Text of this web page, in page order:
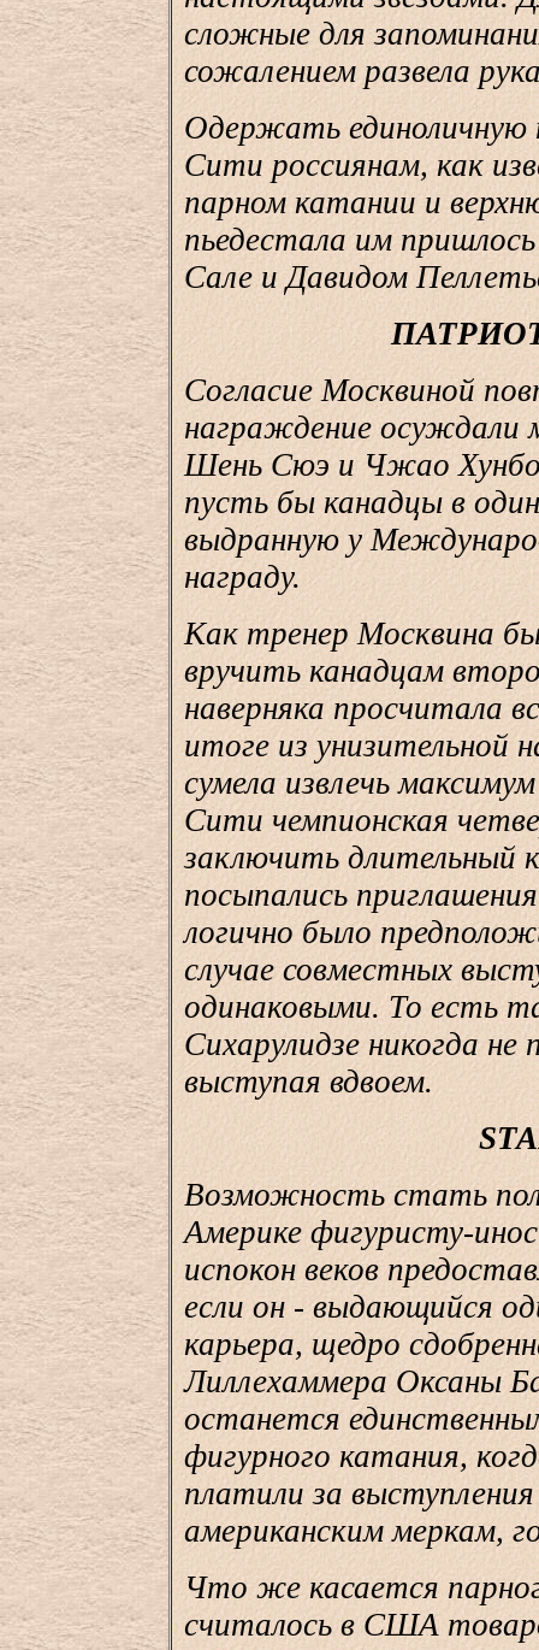
сложные для
сожалением развела
Одержать единоличную
Сити россиянам, как
парном катании и
пьедестала им
Сале и Давидом
Согласие Москвиной
награждение
Шень Сюэ и Чжао
пусть бы канадцы в
выдранную у
награду.
Как тренер Москвина
вручить канадцам
наверняка просчитала
итоге из унизительной
сумела извлечь
Сити чемпионская
заключить длительный
посыпались
логично было
случае совместных
одинаковыми. То есть
Сихарулидзе никогда не
выступая вдвоем.
Возможность стать
Америке фигуристу-
испокон веков
если он - выдающийся
карьера, щедро
Лиллехаммера Оксаны
останется
фигурного катания,
платили за
американским меркам,
Что же касается
считалось в США